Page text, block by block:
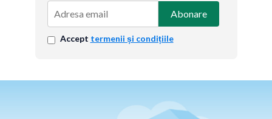
Abonare
Accept termenii și condițiile